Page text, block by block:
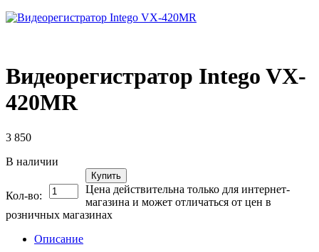
Видеорегистратор Intego VX-
420MR
3 850
В наличии
Кол-во:
Купить
Цена действительна только для интернет-
магазина и может отличаться от цен в
розничных магазинах
Описание